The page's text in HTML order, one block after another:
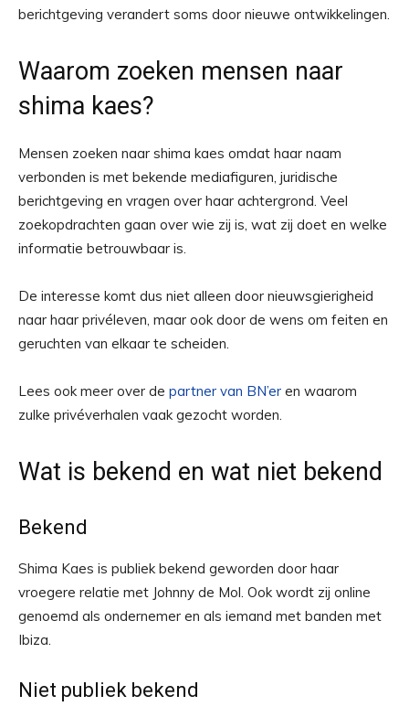
berichtgeving verandert soms door nieuwe ontwikkelingen.
Waarom zoeken mensen naar
shima kaes?
Mensen zoeken naar shima kaes omdat haar naam
verbonden is met bekende mediafiguren, juridische
berichtgeving en vragen over haar achtergrond. Veel
zoekopdrachten gaan over wie zij is, wat zij doet en welke
informatie betrouwbaar is.
De interesse komt dus niet alleen door nieuwsgierigheid
naar haar privéleven, maar ook door de wens om feiten en
geruchten van elkaar te scheiden.
Lees ook meer over de partner van BN’er en waarom
zulke privéverhalen vaak gezocht worden.
Wat is bekend en wat niet bekend
Bekend
Shima Kaes is publiek bekend geworden door haar
vroegere relatie met Johnny de Mol. Ook wordt zij online
genoemd als ondernemer en als iemand met banden met
Ibiza.
Niet publiek bekend